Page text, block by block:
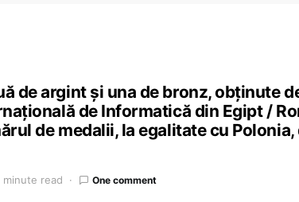
de argint și una de bronz, obținute
de Informatică din Egipt /
de medalii, la egalitate cu Polonia,
minute read One comment